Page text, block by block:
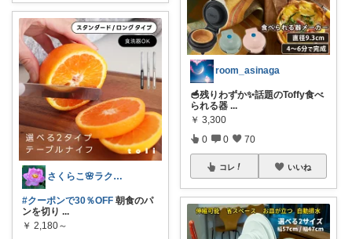
さくらこ🌸ラクする暮らしnote
#クーポンで30％OFF 朝食のパ
ンを切り ...
￥ 2,180～
room_asinaga
🥣残りわずか✨話題のToffy食べ
られる器 ...
￥ 3,300
0 0 70
コレ いいね